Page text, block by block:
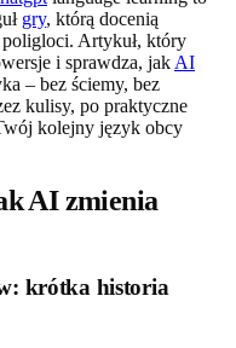
gry, którą docenią
Artykuł, który
i sprawdza, jak AI
– bez ściemy, bez
kulisy, po praktyczne
kolejny język obcy
AI zmienia
krótka historia